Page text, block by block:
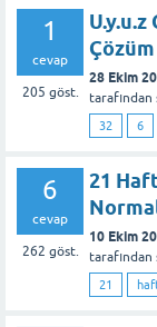
1
cevap
205 göst.
28 Ekim
tarafından
32 6
6
cevap
262 göst.
21
10 Ekim
tarafından
21